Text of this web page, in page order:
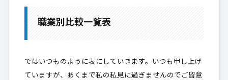
職業別比較一覧表
ではいつものように表にしていきます。いつも申し上げ
ていますが、あくまで私の私見に過ぎませんのでご留意